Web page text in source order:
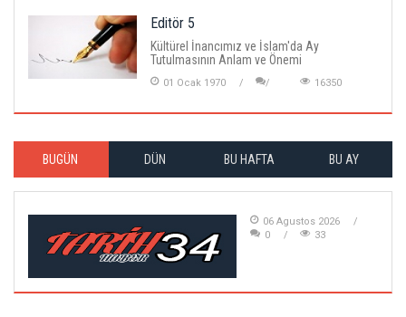
Editör 5
Kültürel İnancımız ve İslam'da Ay
Tutulmasının Anlam ve Önemi
01 Ocak 1970 16350
BUGÜN DÜN BU HAFTA BU AY
06 Agustos 2026
0
33